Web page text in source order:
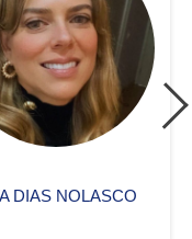
EDUARDO PEREZ